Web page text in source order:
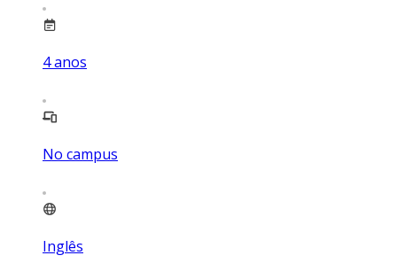
4anos
No campus
Inglês